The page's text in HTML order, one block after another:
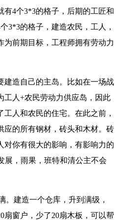
有4个3*3的格子，后期的工匠和
3*3的格子，建造农民，工人，
为前期目标，工程师拥有劳动力
建造自己的主岛。比如在一场战
工人+农民劳动力供应岛，因此
人和农民的住宅。在此之前，
应的所有钢材，砖头和木材。砖
对你有很大的影响，有影响力的
展，雨果，班特和清公主不会
。建造一个仓库，升到满级，
扇窗户，少了20扇木板，可以帮